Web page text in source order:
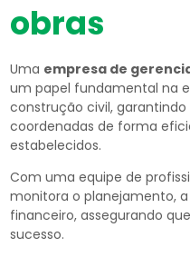
obras
Uma empresa de
um papel fundamental na
construção civil,
coordenadas de forma
estabelecidos.
Com uma equipe de
monitora o planejamento,
financeiro, assegurando
sucesso.